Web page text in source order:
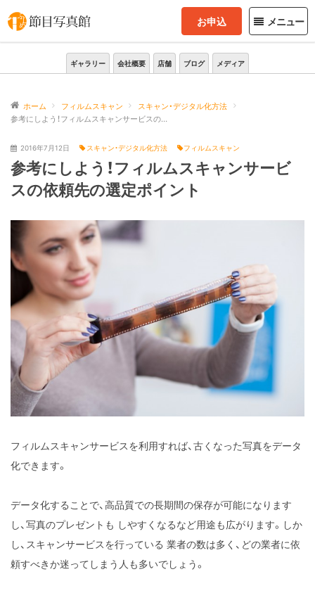
メニュー
お申込
ギャラリー 会社概要 店舗 ブログ メディア
ホーム フィルムスキャン
スキャン・デジタル化方法
参考にしよう！フィルムスキャンサービスの依頼先の選定ポイント
2016年7月12日 スキャン・デジタル化方法 フィルムスキャン
参考にしよう！フィルムスキャンサービ
スの依頼先の選定ポイント
フィルムスキャンサービスを利用すれば、古くなった写真をデータ
化できます。
データ化することで、高品質での長期間の保存が可能になります
し、写真のプレゼントも しやすくなるなど用途も広がります。しか
し、スキャンサービスを行っている 業者の数は多く、どの業者に依
頼すべきか迷ってしまう人も多いでしょう。